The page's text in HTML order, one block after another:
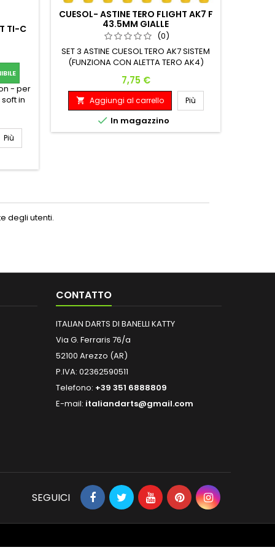
TI-C
- per
in
MM
Più
CUESOL- ASTINE TERO FLIGHT AK7 F
43.5MM GIALLE
(0)
SET 3 ASTINE CUESOL TERO AK7 SISTEM
(FUNZIONA CON ALETTA TERO AK4)
Prezzo
7,75 €
 Aggiungi al carrello Più
 In magazzino
degli utenti.
CONTATTO
ITALIAN DARTS DI BANELLI KATTY
Via G. Ferraris 76/a
52100 Arezzo (AR)
P.IVA: 02362590511
Telefono: +39 351 6888809
E-mail: italiandarts@gmail.com
SEGUICI